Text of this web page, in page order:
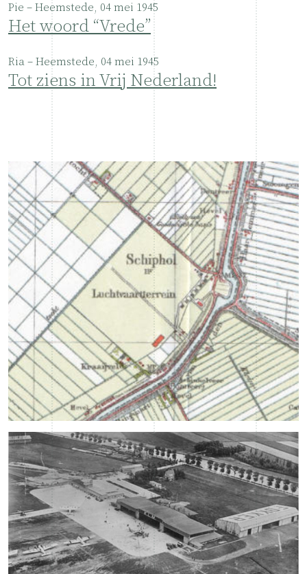
Pie – Heemstede, 04 mei 1945
Het woord “Vrede”
Ria – Heemstede, 04 mei 1945
Tot ziens in Vrij Nederland!